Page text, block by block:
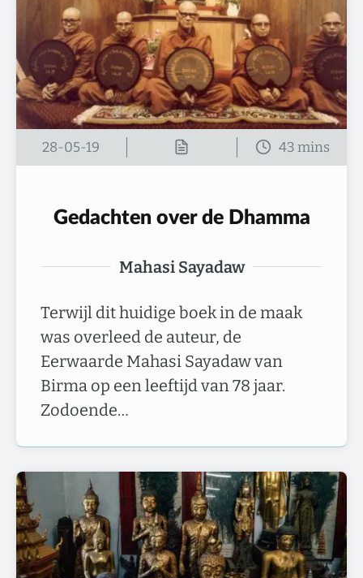
28-05-19
Gedachten over de Dhamma
Mahasi Sayadaw
Terwijl dit huidige boek in de maak
was overleed de auteur, de
Eerwaarde Mahasi Sayadaw van
Birma op een leeftijd van 78 jaar.
Zodoende…